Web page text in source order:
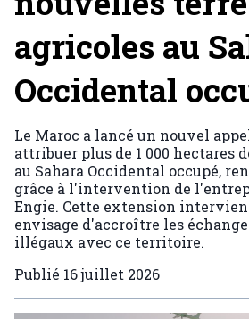
agricoles au
Occidental
Le Maroc a lancé un nouvel
attribuer plus de 1 000 hectares
au Sahara Occidental occupé,
grâce à l'intervention de
Engie. Cette extension
envisage d'accroître les
illégaux avec ce territoire.
Publié 16 juillet 2026